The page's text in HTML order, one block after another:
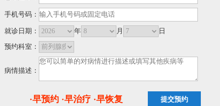
手机号码：
就诊日期： 年 月 日
预约科室：
病情描述：
·早预约 ·早治疗 ·早恢复